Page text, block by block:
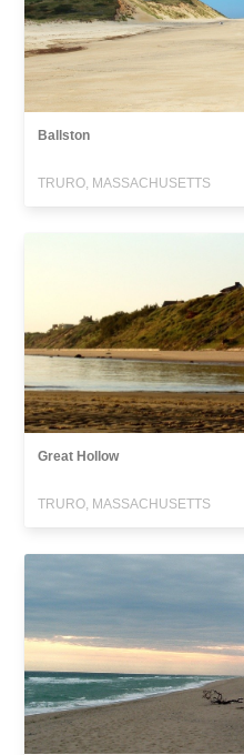
Ballston
TRURO, MASSACHUSETTS
Great Hollow
TRURO, MASSACHUSETTS